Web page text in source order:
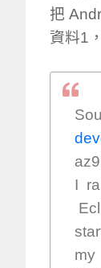
把
資料1
I
my